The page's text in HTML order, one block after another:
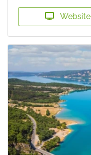
Website